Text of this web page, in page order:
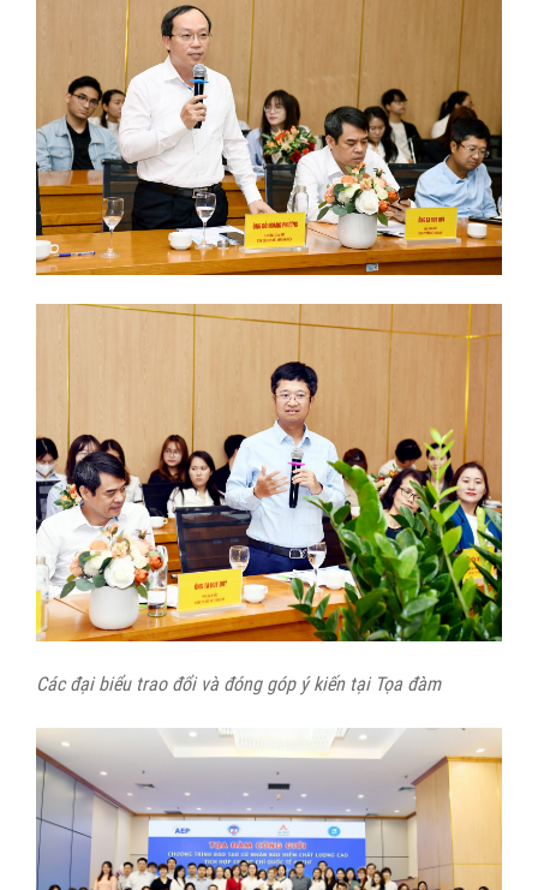
Các đại biểu trao đổi và đóng góp ý kiến tại Tọa đàm